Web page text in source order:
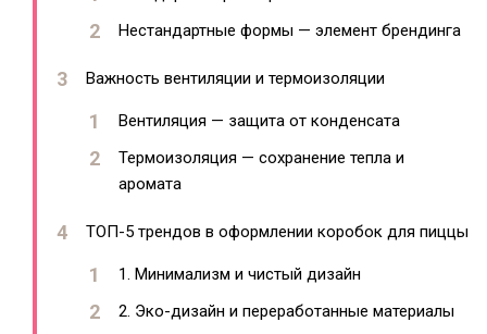
Нестандартные формы — элемент брендинга
Важность вентиляции и термоизоляции
Вентиляция — защита от конденсата
Термоизоляция — сохранение тепла и
аромата
ТОП-5 трендов в оформлении коробок для пиццы
1. Минимализм и чистый дизайн
2. Эко-дизайн и переработанные материалы